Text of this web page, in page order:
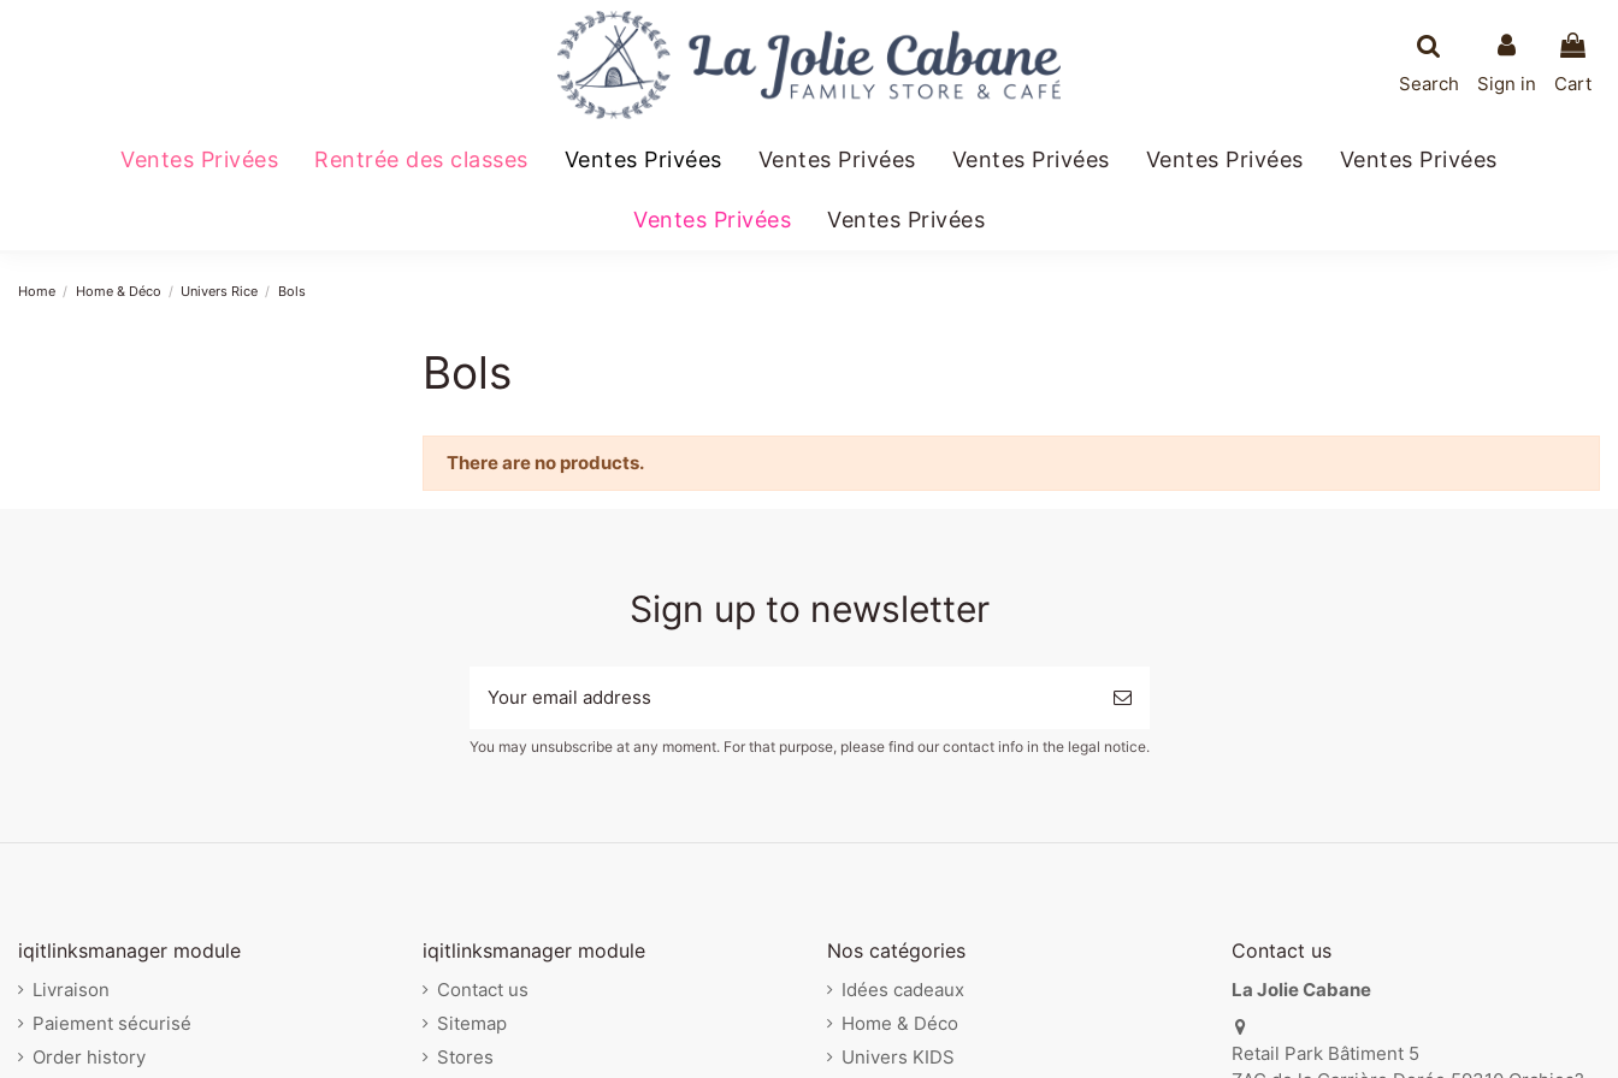
Search Sign in Cart
Ventes Privées Rentrée des classes Ventes Privées Ventes Privées Ventes Privées Ventes Privées Ventes Privées
Ventes Privées Ventes Privées
Home Home & Déco Univers Rice Bols
Bols
There are no products.
Sign up to newsletter
You may unsubscribe at any moment. For that purpose, please find our contact info in the legal notice.
iqitlinksmanager module
Livraison
Paiement sécurisé
Order history
iqitlinksmanager module
Contact us
Sitemap
Stores
Nos catégories
Idées cadeaux
Home & Déco
Univers KIDS
Contact us
La Jolie Cabane
Retail Park Bâtiment 5